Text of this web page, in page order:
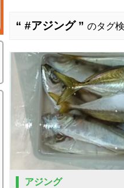
“ #アジング ” のタグ
アジング